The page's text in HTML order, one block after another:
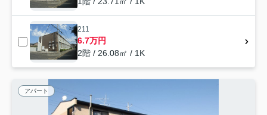
211
6.7万円
2階 / 26.08㎡ / 1K
アパート